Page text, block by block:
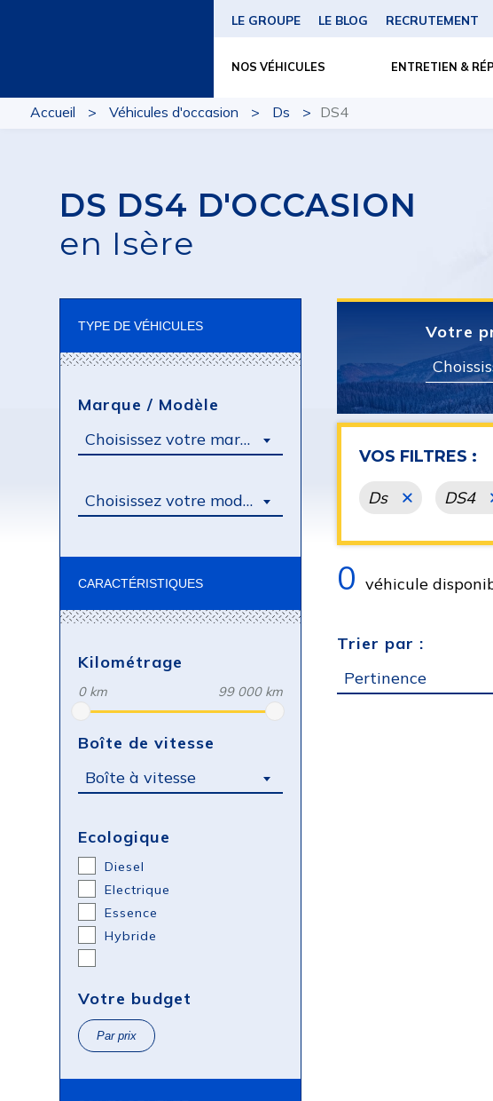
LE GROUPE LE BLOG RECRUTEMENT
NOS VÉHICULES ENTRETIEN &
Accueil Véhicules d'occasion Ds DS4
DS DS4 D'OCCASION
en Isère
TYPE DE VÉHICULES
Marque / Modèle
Choisissez votre marque
Choisissez votre modèle
CARACTÉRISTIQUES
Kilométrage
0 km 99 000 km
Boîte de vitesse
Boîte à vitesse
Ecologique
Diesel
Electrique
Essence
Hybride
Votre budget
Par prix
Votre
VOS FILTRES :
Ds DS4
0 véhicule
Trier par :
Pertinence